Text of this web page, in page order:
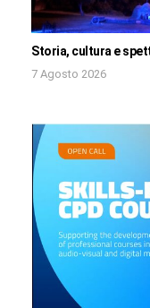
Storia, cultura e
7 Agosto 2026